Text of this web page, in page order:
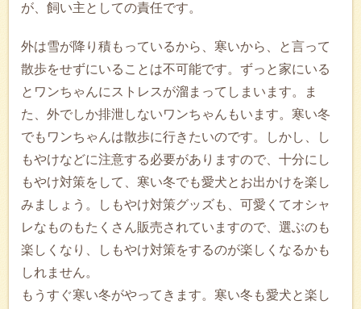
が、飼い主としての責任です。
外は雪が降り積もっているから、寒いから、と言って
散歩をせずにいることは不可能です。ずっと家にいる
とワンちゃんにストレスが溜まってしまいます。ま
た、外でしか排泄しないワンちゃんもいます。寒い冬
でもワンちゃんは散歩に行きたいのです。しかし、し
もやけなどに注意する必要がありますので、十分にし
もやけ対策をして、寒い冬でも愛犬とお出かけを楽し
みましょう。しもやけ対策グッズも、可愛くてオシャ
レなものもたくさん販売されていますので、選ぶのも
楽しくなり、しもやけ対策をするのが楽しくなるかも
しれません。
もうすぐ寒い冬がやってきます。寒い冬も愛犬と楽し